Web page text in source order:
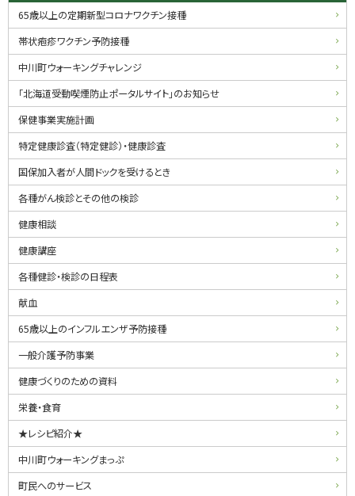
イ
ド
メ
ニ
ュ
ー
65歳以上の定期新型コロナワクチン接種
帯状疱疹ワクチン予防接種
中川町ウォーキングチャレンジ
「北海道受動喫煙防止ポータルサイト」のお知らせ
保健事業実施計画
特定健康診査（特定健診）・健康診査
国保加入者が人間ドックを受けるとき
各種がん検診とその他の検診
健康相談
健康講座
各種健診・検診の日程表
献血
65歳以上のインフルエンザ予防接種
一般介護予防事業
健康づくりのための資料
栄養・食育
★レシピ紹介★
中川町ウォーキングまっぷ
町民へのサービス